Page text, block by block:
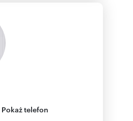
Pokaż telefon